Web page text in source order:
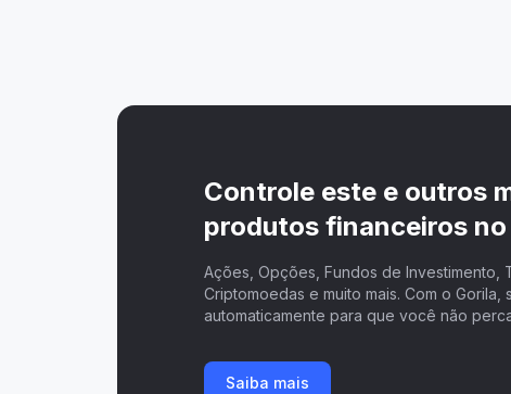
Controle este e outros
produtos financeiros no
Ações, Opções, Fundos de Investimento,
Criptomoedas e muito mais. Com o
automaticamente para que você não
Saiba mais